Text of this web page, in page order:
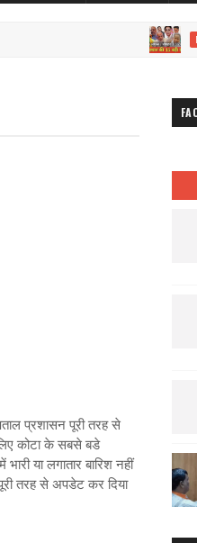
NEWS
प्रशासन पूरी तरह से
कोटा के सबसे बडे
या लगातार बारिश नहीं
तरह से अपडेट कर दिया